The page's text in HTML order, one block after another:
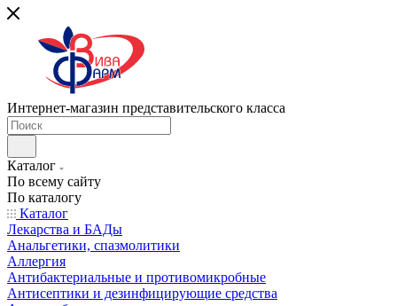
Интернет-магазин представительского класса
Каталог
По всему сайту
По каталогу
Каталог
Лекарства и БАДы
Анальгетики, спазмолитики
Аллергия
Антибактериальные и противомикробные
Антисептики и дезинфицирующие средства